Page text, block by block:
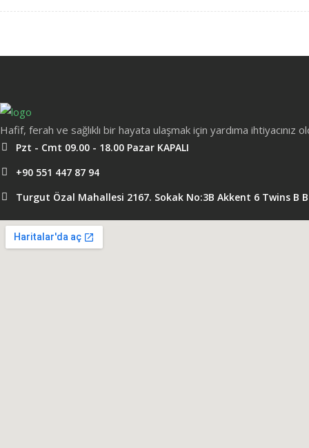
Hafif, ferah ve sağlıklı bir hayata ulaşmak için yardıma ihtiyacınız
Pzt - Cmt 09.00 - 18.00 Pazar KAPALI
+90 551 447 87 94
Turgut Özal Mahallesi 2167. Sokak No:3B Akkent 6 Twins B